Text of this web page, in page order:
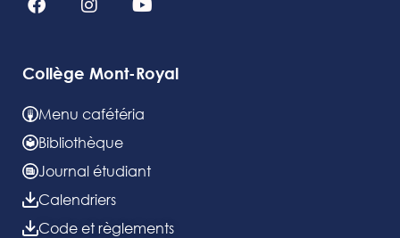
Collège Mont-Royal
Menu cafétéria
Bibliothèque
Journal étudiant
Calendriers
Code et règlements